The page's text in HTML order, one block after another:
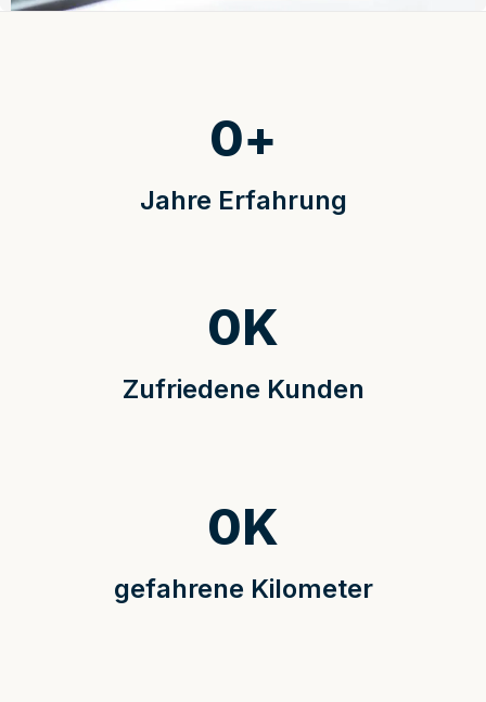
Jahre Erfahrung
0+
Zufriedene Kunden
0K
gefahrene Kilometer
0K